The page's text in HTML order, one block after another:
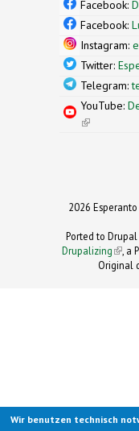
Facebook:
Facebook:
Instagram:
Twitter:
Telegram:
YouTube:
(link is
2026
Ported to
Drupalizing(link, a
Original
Wir benutzen technisch